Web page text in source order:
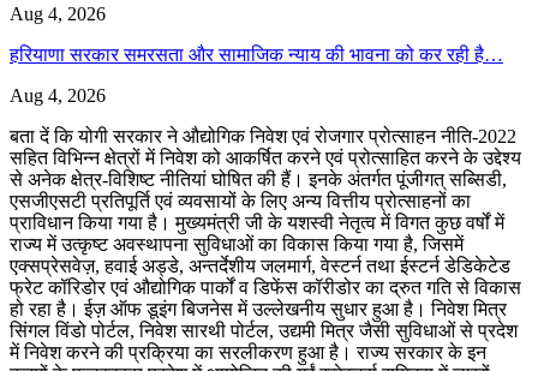
Aug 4, 2026
हरियाणा सरकार समरसता और सामाजिक न्याय की भावना को कर रही है…
Aug 4, 2026
बता दें कि योगी सरकार ने औद्योगिक निवेश एवं रोजगार प्रोत्साहन नीति-2022
सहित विभिन्न क्षेत्रों में निवेश को आकर्षित करने एवं प्रोत्साहित करने के उद्देश्य
से अनेक क्षेत्र-विशिष्ट नीतियां घोषित की हैं। इनके अंतर्गत पूंजीगत् सब्सिडी,
एसजीएसटी प्रतिपूर्ति एवं व्यवसायों के लिए अन्य वित्तीय प्रोत्साहनों का
प्राविधान किया गया है। मुख्यमंत्री जी के यशस्वी नेतृत्व में विगत कुछ वर्षों में
राज्य में उत्कृष्ट अवस्थापना सुविधाओं का विकास किया गया है, जिसमें
एक्सप्रेसवेज़, हवाई अड्डे, अन्तर्देशीय जलमार्ग, वेस्टर्न तथा ईस्टर्न डेडिकेटेड
फ्रेट कॉरिडोर एवं औद्योगिक पार्कों व डिफेंस कॉरीडोर का द्रुत गति से विकास
हो रहा है। ईज़ ऑफ डूइंग बिजनेस में उल्लेखनीय सुधार हुआ है। निवेश मित्र
सिंगल विंडो पोर्टल, निवेश सारथी पोर्टल, उद्यमी मित्र जैसी सुविधाओं से प्रदेश
में निवेश करने की प्रक्रिया का सरलीकरण हुआ है। राज्य सरकार के इन